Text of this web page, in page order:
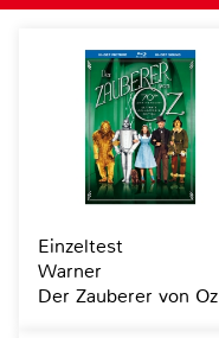
Einzeltest
Warner
Der Zauberer von Oz